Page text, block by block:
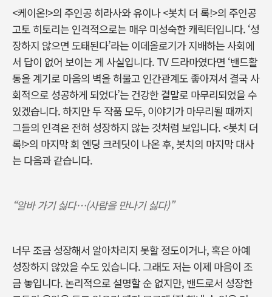
<케이온!>의 주인공 히라사와 유이나 <봇치 더 록!>의 주인공
고토 히토리는 인격적으로는 매우 미성숙한 캐릭터입니다. ‘성
장하지 않으면 도태된다’라는 이데올로기가 지배하는 사회에
서 답이 없어 보이는 게 사실입니다. TV 드라마였다면 ‘밴드활
동을 계기로 마음의 벽을 허물고 인간관계도 좋아져서 결국 사
회적으로 성공하게 되었다’는 건강한 결말로 마무리되었을 수
있겠습니다. 하지만 두 작품 모두, 이야기가 마무리될 때까지
그들의 인격은 전혀 성장하지 않는 것처럼 보입니다. <봇치 더
록!>의 마지막 회 엔딩 크레딧이 나온 후, 봇치의 마지막 대사
는 다음과 같습니다.
“알바 가기 싫다…(사람을 만나기 싫다)”
너무 조금 성장해서 알아차리지 못할 정도이거나, 혹은 아예
성장하지 않았을 수도 있습니다. 그래도 저는 이제 마음이 조
금 놓입니다. 논리적으로 설명할 순 없지만, 밴드로서 성장한